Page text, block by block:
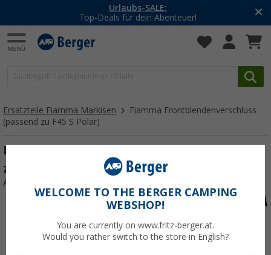
Urlaubs-SALE:
Top-Deals für dein Abenteuer!
Ersatzteile Fiamma Markisen
Fiamma Frontblendenverschluss
(passend zu F45 S Polar)
Fiamma Frontblendenverschluss (passend
zu F45 S Polar)
Art.-Nr.: 110603
WELCOME TO THE BERGER CAMPING
WEBSHOP!
You are currently on www.fritz-berger.at.
Would you rather switch to the store in English?